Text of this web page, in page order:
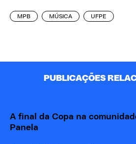
MPB MÚSICA UFPE
PUBLICAÇÕES
A final da Copa na
Panela